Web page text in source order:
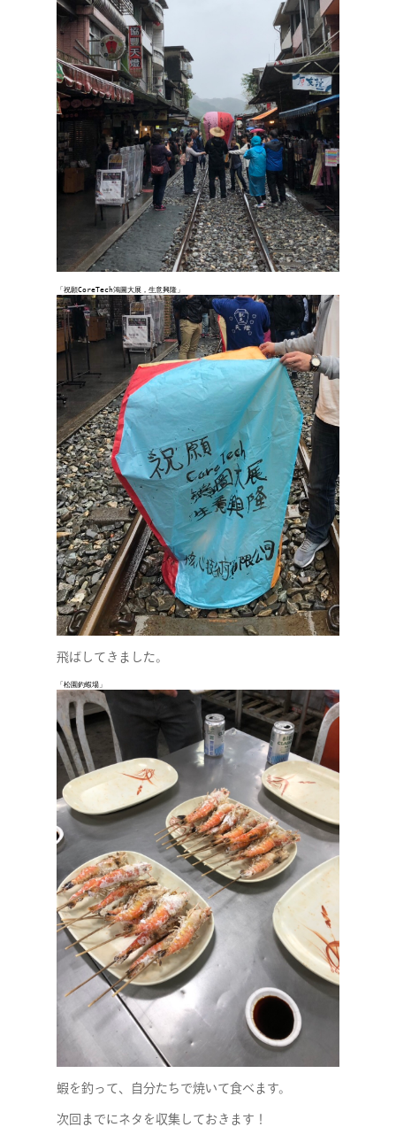
COMPANY
SERVICE
STAFF BLOG
NEWS
CONTACT
RECRUIT
「祝願CoreTech鴻圖大展，生意興隆」
飛ばしてきました。
「松園釣蝦場」
蝦を釣って、自分たちで焼いて食べます。
次回までにネタを収集しておきます！